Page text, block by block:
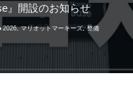
』開設のお知らせ
2026,マリオットマーキーズ,整備